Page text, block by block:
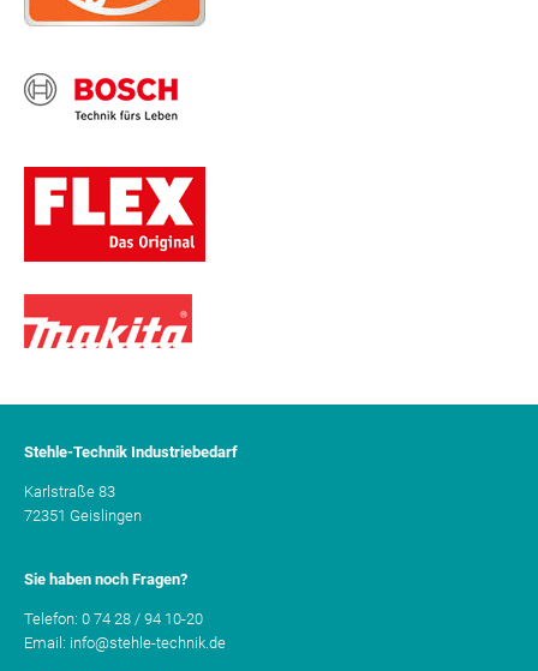
Stehle-Technik Industriebedarf
Karlstraße 83
72351 Geislingen
Sie haben noch Fragen?
Telefon: 0 74 28 / 94 10-20
Email: info@stehle-technik.de